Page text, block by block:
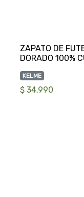
ZAPATO DE
KELME
$ 34.990